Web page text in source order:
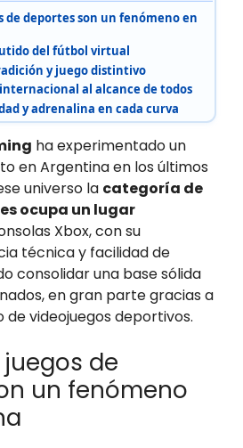
de deportes son un fenómeno en
del fútbol virtual
y juego distintivo
al alcance de todos
y adrenalina en cada curva
ha experimentado un
en Argentina en los últimos
universo la categoría de
ocupa un lugar
Xbox, con su
técnica y facilidad de
consolidar una base sólida
en gran parte gracias a
videojuegos deportivos.
de
un fenómeno